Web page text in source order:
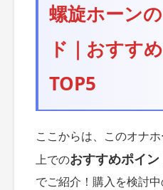
螺旋ホーン
ド｜おすす
TOP5
ここからは、このオナ
上でのおすすめポイ
でご紹介！購入を検討中